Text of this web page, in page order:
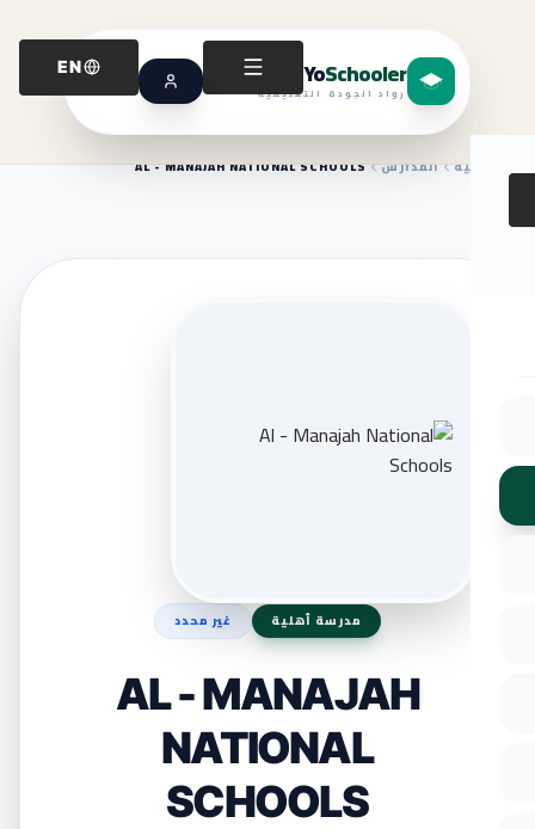
YoSchooler
رواد الجودة التعليمية
EN
الرئيسية المدارس AL - MANAJAH NATIONAL SCHOOLS
مدرسة أهلية غير محدد
AL - MANAJAH
NATIONAL
SCHOOLS